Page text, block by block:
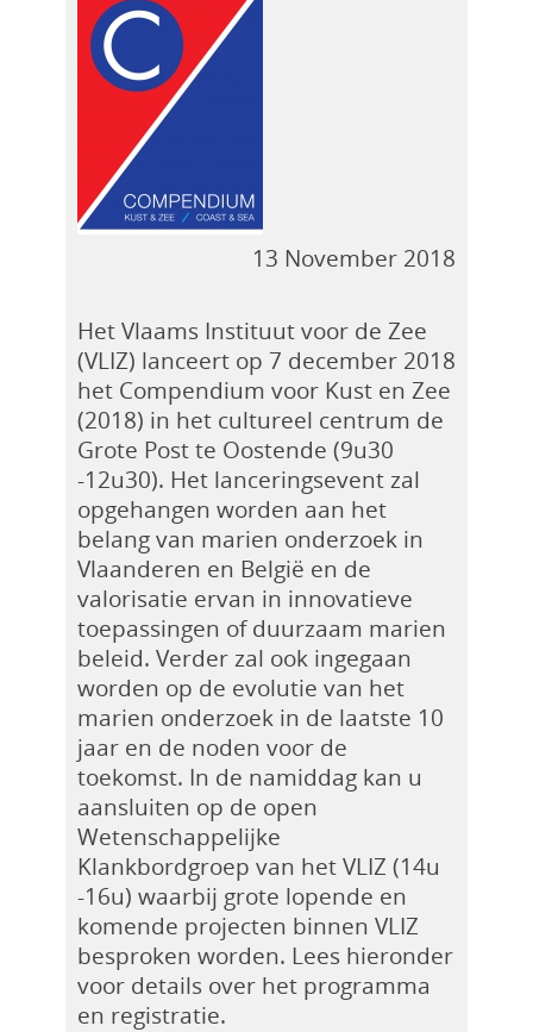
13 November 2018
Het Vlaams Instituut voor de Zee
(VLIZ) lanceert op 7 december 2018
het Compendium voor Kust en Zee
(2018) in het cultureel centrum de
Grote Post te Oostende (9u30
-12u30). Het lanceringsevent zal
opgehangen worden aan het
belang van marien onderzoek in
Vlaanderen en België en de
valorisatie ervan in innovatieve
toepassingen of duurzaam marien
beleid. Verder zal ook ingegaan
worden op de evolutie van het
marien onderzoek in de laatste 10
jaar en de noden voor de
toekomst. In de namiddag kan u
aansluiten op de open
Wetenschappelijke
Klankbordgroep van het VLIZ (14u
-16u) waarbij grote lopende en
komende projecten binnen VLIZ
besproken worden. Lees hieronder
voor details over het programma
en registratie.